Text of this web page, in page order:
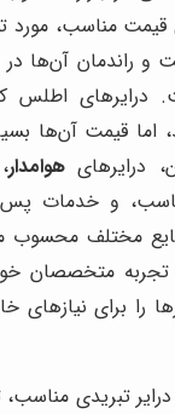
قیمت مناسب، مورد
و راندمان آن‌ها
درایرهای اطلس
اما قیمت آن‌ها
درایرهای هوامدار
و خدمات
مختلف محسوب
متخصصان
را برای
تبریدی